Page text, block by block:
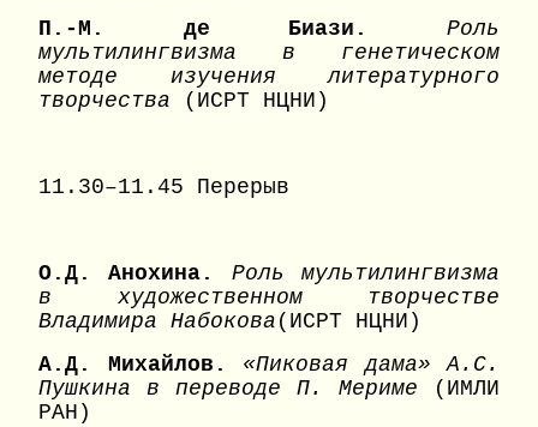
П.-M . де Биази.
Роль
мультилингвизма в генетическом
методе изучения литературного
творчества (ИСРТ НЦНИ)
11.30–11.45 Перерыв
О.Д. Анохина.
Роль мультилингвизма
в художественном творчестве
Владимира Набокова (ИСРТ НЦНИ)
А.Д. Михайлов.
«Пиковая дама» А.С.
Пушкина в переводе П. Мериме (ИМЛИ
РАН)